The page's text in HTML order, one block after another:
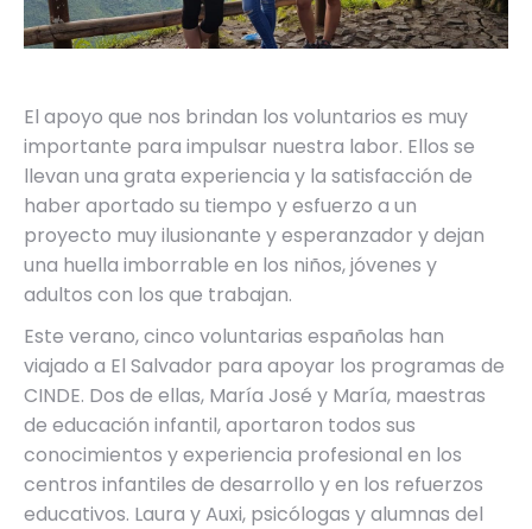
El apoyo que nos brindan los voluntarios es muy
importante para impulsar nuestra labor. Ellos se
llevan una grata experiencia y la satisfacción de
haber aportado su tiempo y esfuerzo a un
proyecto muy ilusionante y esperanzador y dejan
una huella imborrable en los niños, jóvenes y
adultos con los que trabajan.
Este verano, cinco voluntarias españolas han
viajado a El Salvador para apoyar los programas de
CINDE. Dos de ellas, María José y María, maestras
de educación infantil, aportaron todos sus
conocimientos y experiencia profesional en los
centros infantiles de desarrollo y en los refuerzos
educativos. Laura y Auxi, psicólogas y alumnas del